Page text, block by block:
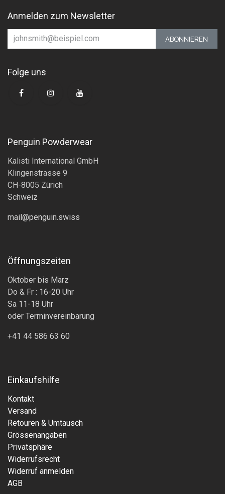
Anmelden zum Newsletter
ABONNIEREN
Folge uns
Penguin Powderwear
Kalisti International GmbH
Klingenstrasse 9
CH-8005 Zürich
Schweiz
mail@penguin.swiss
Öffnungszeiten
Oktober bis März
Do & Fr : 16-20 Uhr
Sa 11-18 Uhr
oder Terminvereinbarung
+41 44 586 63 60
Einkaufshilfe
Kontakt
Versand
Retouren & Umtausch
Grössenangaben
Privatsphäre
Widerrufsrecht
Widerruf anmelden
AGB